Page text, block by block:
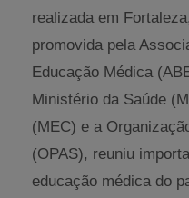
realizada em
promovida pela
Educação Médica
Ministério da Saúde
(MEC) e a
(OPAS), reuniu
educação médica do